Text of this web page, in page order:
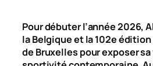
Pour débuter l’année 2026,
la Belgique et la 102e édition
de Bruxelles pour exposer